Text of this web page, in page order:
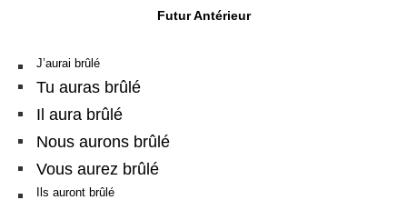
Futur Antérieur
J’aurai brûlé
Tu auras brûlé
Il aura brûlé
Nous aurons brûlé
Vous aurez brûlé
Ils auront brûlé